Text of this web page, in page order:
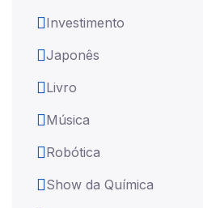
Investimento
Japonês
Livro
Música
Robótica
Show da Química